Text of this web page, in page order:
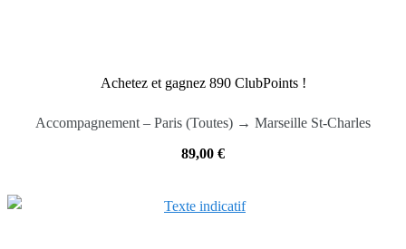
Achetez et gagnez 890 ClubPoints !
Accompagnement – Paris (Toutes) → Marseille St-Charles
89,00 €